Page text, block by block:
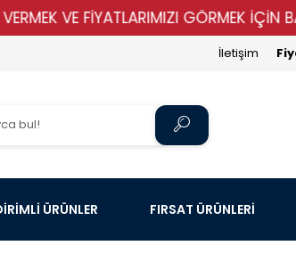
VE FİYATLARIMIZI GÖRMEK İÇİN
İletişim
ÜRÜNLER FIRSAT ÜRÜNLERİ